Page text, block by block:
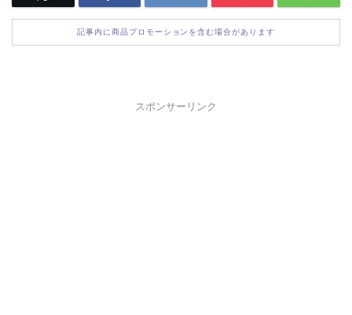
記事内に商品プロモーションを含む場合があります
スポンサーリンク